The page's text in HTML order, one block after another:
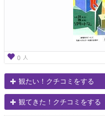
0 人
観たい！クチコミをする
観てきた！クチコミをする